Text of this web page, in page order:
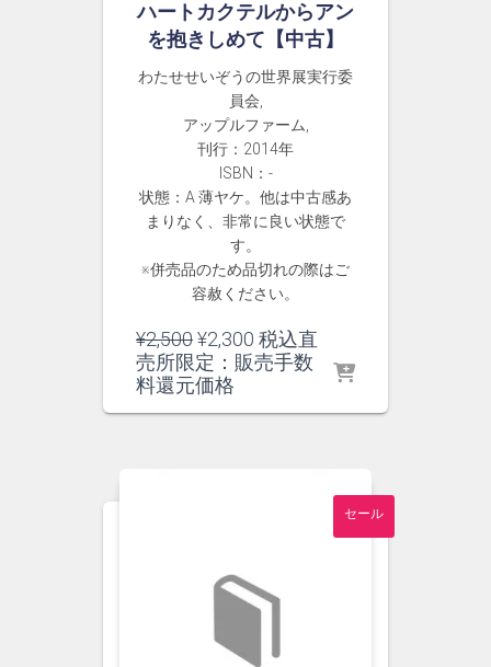
ハートカクテルからアン
を抱きしめて【中古】
わたせせいぞうの世界展実行委
員会,
アップルファーム,
刊行：2014年
ISBN：-
状態：A 薄ヤケ。他は中古感あ
まりなく、非常に良い状態で
す。
※併売品のため品切れの際はご
容赦ください。
¥2,500元
の
価
¥2,300 現
在
税込直
売所限定：販売手数
料還元価格
セール